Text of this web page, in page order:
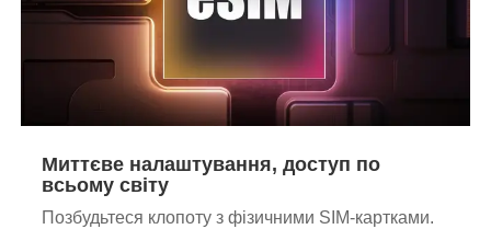
Миттєве налаштування, доступ по
всьому світу
Позбудьтеся клопоту з фізичними SIM-картками.